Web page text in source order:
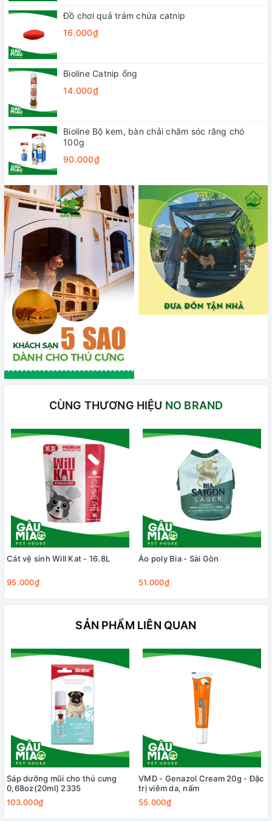
Đồ chơi quả trám chứa catnip
16.000₫
Bioline Catnip ống
14.000₫
Bioline Bộ kem, bàn chải chăm sóc răng chó
100g
90.000₫
CÙNG THƯƠNG HIỆU NO BRAND
Cát vệ sinh Will Kat - 16.8L
95.000₫
Áo poly Bia - Sài Gòn
51.000₫
SẢN PHẨM LIÊN QUAN
Sáp dưỡng mũi cho thú cưng
0,68oz(20ml) 2335
103.000₫
VMD - Genazol Cream 20g - Đặc
trị viêm da, nấm
55.000₫